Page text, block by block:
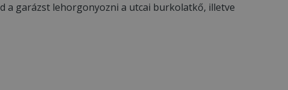
a garázst lehorgonyozni a utcai burkolatkő, illetve